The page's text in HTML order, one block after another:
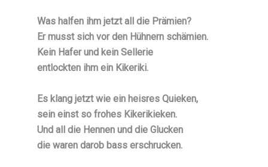
Was halfen ihm jetzt all die Prämien?
Er musst sich vor den Hühnern schämien.
Kein Hafer und kein Sellerie
entlockten ihm ein Kikeriki.
Es klang jetzt wie ein heisres Quieken,
sein einst so frohes Kikerikieken.
Und all die Hennen und die Glucken
die waren darob bass erschrucken.